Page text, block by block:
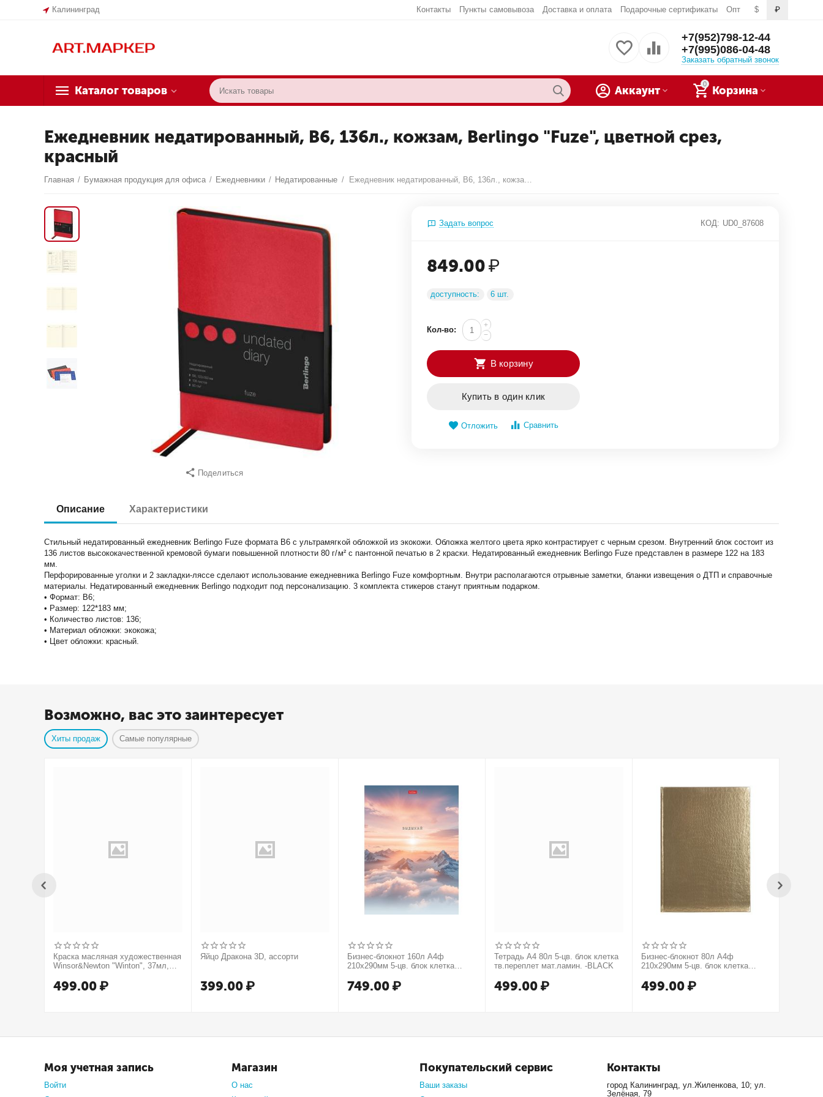
Калининград $ ₽
Контакты Пункты самовывоза Доставка и оплата Подарочные сертификаты Опт
+7(952)798-12-44
+7(995)086-04-48
Заказать обратный звонок
Каталог товаров
0
Корзина
Аккаунт
Ежедневник недатированный, В6, 136л., кожзам, Berlingo "Fuze", цветной срез,
красный
Главная / Бумажная продукция для офиса / Ежедневники / Недатированные / Ежедневник недатированный, В6, 136л., кожзам, Berlingo "Fuze", цветной срез, красный
Поделиться
Задать вопрос КОД: UD0_87608
849.00₽
доступность: 6 шт.
Кол-во:
+
−
В корзину
Купить в один клик
Отложить Сравнить
Описание Характеристики
Стильный недатированный ежедневник Berlingo Fuze формата B6 с ультрамягкой обложкой из экокожи. Обложка желтого цвета ярко контрастирует с черным срезом. Внутренний блок состоит из
136 листов высококачественной кремовой бумаги повышенной плотности 80 г/м² с пантонной печатью в 2 краски. Недатированный ежедневник Berlingo Fuze представлен в размере 122 на 183
мм.
Перфорированные уголки и 2 закладки-ляссе сделают использование ежедневника Berlingo Fuze комфортным. Внутри располагаются отрывные заметки, бланки извещения о ДТП и справочные
материалы. Недатированный ежедневник Berlingo подходит под персонализацию. 3 комплекта стикеров станут приятным подарком.
• Формат: B6;
• Размер: 122*183 мм;
• Количество листов: 136;
• Материал обложки: экокожа;
• Цвет обложки: красный.
Возможно, вас это заинтересует
Хиты продаж Самые популярные
Краска масляная художественная
Winsor&Newton "Winton", 37мл,
499.00 ₽
Яйцо Дракона 3D, ассорти
399.00 ₽
Бизнес-блокнот 160л А4ф
210х290мм 5-цв. блок клетка
мат.ламин. -В моменте
749.00 ₽
Тетрадь А4 80л 5-цв. блок клетка
тв.переплет мат.ламин. -BLACK
499.00 ₽
Бизнес-блокнот 80л А4ф
210х290мм 5-цв. блок клетка
МЕТАЛЛИК серия Золото
499.00 ₽
Моя учетная запись
Войти
Магазин
О нас
Покупательский сервис
Ваши заказы
Контакты
город Калининград, ул.Жиленкова, 10; ул.
Зелёная, 79